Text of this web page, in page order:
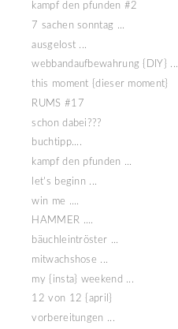
kampf den pfunden #2
7 sachen sonntag ...
ausgelost ...
webbandaufbewahrung {DIY} ...
this moment {dieser moment}
RUMS #17
schon dabei???
buchtipp....
kampf den pfunden ...
let's beginn ...
win me ....
HAMMER ....
bäuchleintröster ...
mitwachshose ...
my {insta} weekend ...
12 von 12 {april}
vorbereitungen ...